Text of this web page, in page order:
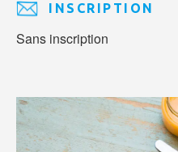
INSCRIPTION
Sans inscription